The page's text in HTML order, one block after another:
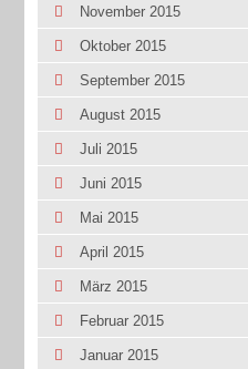
November 2015
Oktober 2015
September 2015
August 2015
Juli 2015
Juni 2015
Mai 2015
April 2015
März 2015
Februar 2015
Januar 2015